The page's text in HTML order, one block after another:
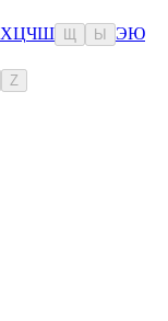
ХЦЧШ Ы ЭЮ
Z